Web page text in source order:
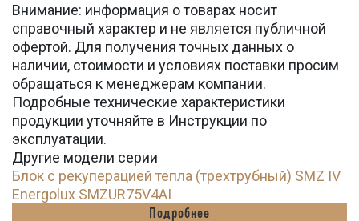
Внимание: информация о товарах носит
справочный характер и не является публичной
офертой. Для получения точных данных о
наличии, стоимости и условиях поставки просим
обращаться к менеджерам компании.
Подробные технические характеристики
продукции уточняйте в Инструкции по
эксплуатации.
Другие модели серии
Блок с рекуперацией тепла (трехтрубный) SMZ IV
Energolux SMZUR75V4AI
Подробнее